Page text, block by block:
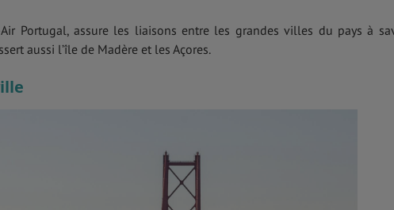
Portugal, assure les liaisons entre les grandes villes du pays à
aussi l’île de Madère et les Açores.